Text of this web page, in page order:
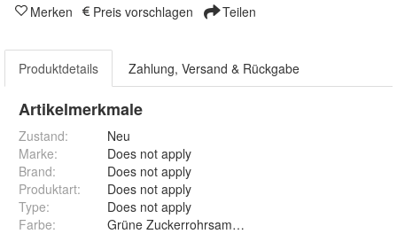
Merken Preis vorschlagen Teilen
Produktdetails Zahlung, Versand & Rückgabe
Artikelmerkmale
Zustand:
Neu
Marke:
Does not apply
Brand:
Does not apply
Produktart:
Does not apply
Type:
Does not apply
Farbe: